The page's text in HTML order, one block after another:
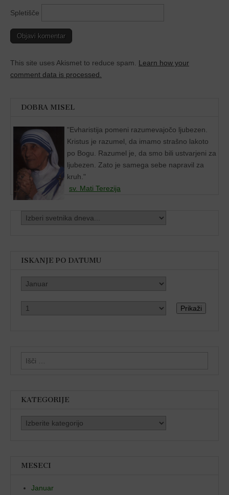
Spletišče
This site uses Akismet to reduce spam. Learn how your
comment data is processed.
DOBRA MISEL
"Evharistija pomeni razumevajočo ljubezen.
Kristus je razumel, da imamo strašno lakoto
po Bogu. Razumel je, da smo bili ustvarjeni za
ljubezen. Zato je samega sebe napravil za
kruh."
sv. Mati Terezija
ISKANJE PO DATUMU
Prikaži
Išči:
KATEGORIJE
Kategorije
MESECI
Januar